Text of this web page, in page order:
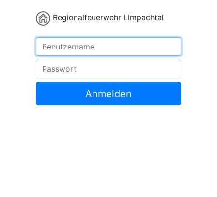
Regionalfeuerwehr Limpachtal
Benutzername
Passwort
Anmelden